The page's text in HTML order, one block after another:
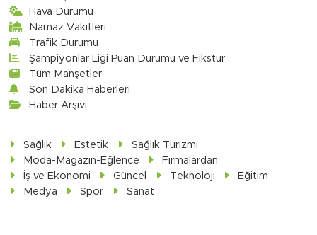
Hava Durumu
Namaz Vakitleri
Trafik Durumu
Şampiyonlar Ligi Puan Durumu ve Fikstür
Tüm Manşetler
Son Dakika Haberleri
Haber Arşivi
Sağlık Estetik
Sağlık Turizmi
Moda-Magazin-Eğlence
Firmalardan
İş ve Ekonomi
Güncel Teknoloji
Eğitim
Medya
Spor Sanat